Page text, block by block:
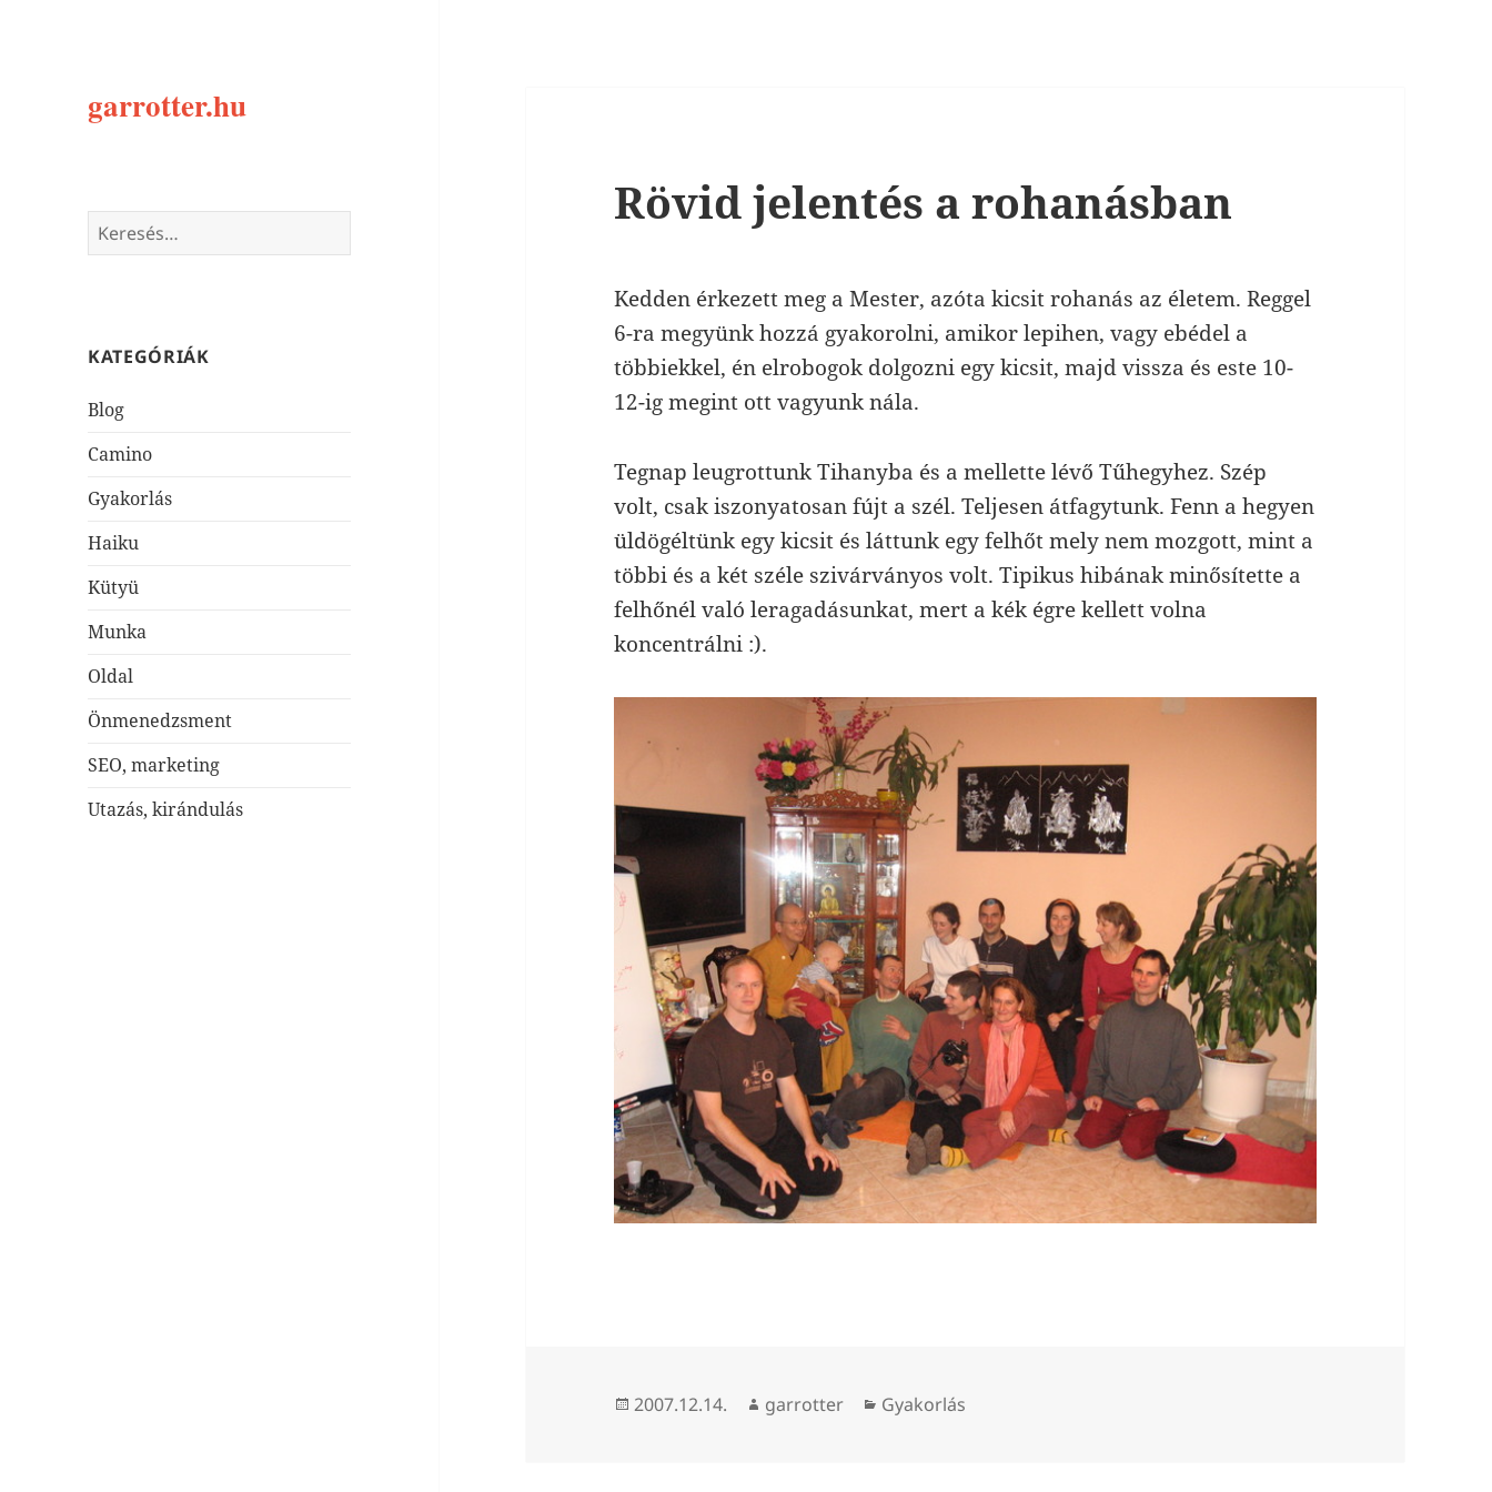
garrotter.hu
Keresés:
KATEGÓRIÁK
Blog
Camino
Gyakorlás
Haiku
Kütyü
Munka
Oldal
Önmenedzsment
SEO, marketing
Utazás, kirándulás
Rövid jelentés a rohanásban
Kedden érkezett meg a Mester, azóta kicsit rohanás az életem. Reggel
6-ra megyünk hozzá gyakorolni, amikor lepihen, vagy ebédel a
többiekkel, én elrobogok dolgozni egy kicsit, majd vissza és este 10-
12-ig megint ott vagyunk nála.
Tegnap leugrottunk Tihanyba és a mellette lévő Tűhegyhez. Szép
volt, csak iszonyatosan fújt a szél. Teljesen átfagytunk. Fenn a hegyen
üldögéltünk egy kicsit és láttunk egy felhőt mely nem mozgott, mint a
többi és a két széle szivárványos volt. Tipikus hibának minősítette a
felhőnél való leragadásunkat, mert a kék égre kellett volna
koncentrálni :).
Közzétéve
2007.12.14. Szerző
garrotter Kategória
Gyakorlás